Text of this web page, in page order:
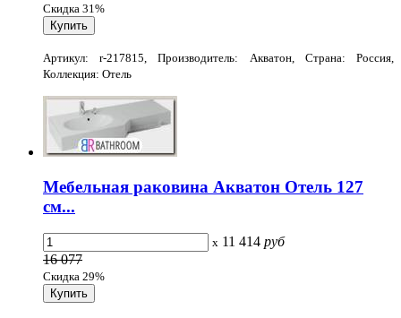
Скидка 31%
Артикул: r-217815, Производитель: Акватон, Страна: Россия,
Коллекция: Отель
Мебельная раковина Акватон Отель 127
см...
x 11 414 руб
16 077
Скидка 29%